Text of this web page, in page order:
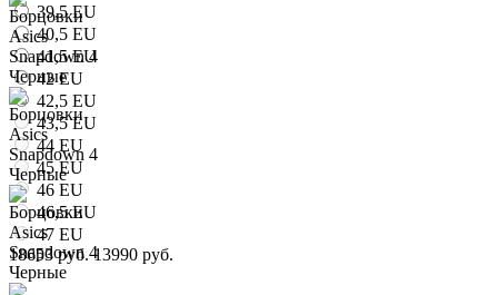
39,5 EU
40,5 EU
41,5 EU
42 EU
42,5 EU
43,5 EU
44 EU
45 EU
46 EU
46,5 EU
47 EU
18653 руб. 13990 руб.